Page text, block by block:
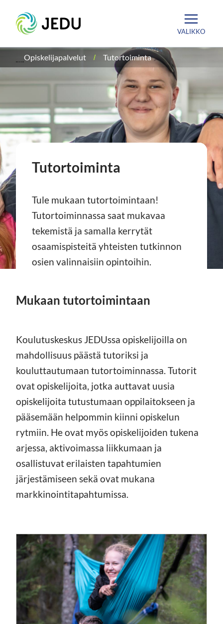
sisältöön
Etusivu
VALIKKO
Opiskelijapalvelut Tutortoiminta
Tutortoiminta
Tule mukaan tutortoimintaan!
Tutortoiminnassa saat mukavaa
tekemistä ja samalla kerrytät
osaamispisteitä yhteisten tutkinnon
osien valinnaisiin opintoihin.
Mukaan tutortoimintaan
Koulutuskeskus JEDUssa opiskelijoilla on
mahdollisuus päästä tutoriksi ja
kouluttautumaan tutortoiminnassa. Tutorit
ovat opiskelijoita, jotka auttavat uusia
opiskelijoita tutustumaan oppilaitokseen ja
pääsemään helpommin kiinni opiskelun
rytmiin. He ovat myös opiskelijoiden tukena
arjessa, aktivoimassa liikkumaan ja
osallistuvat erilaisten tapahtumien
järjestämiseen sekä ovat mukana
markkinointitapahtumissa.